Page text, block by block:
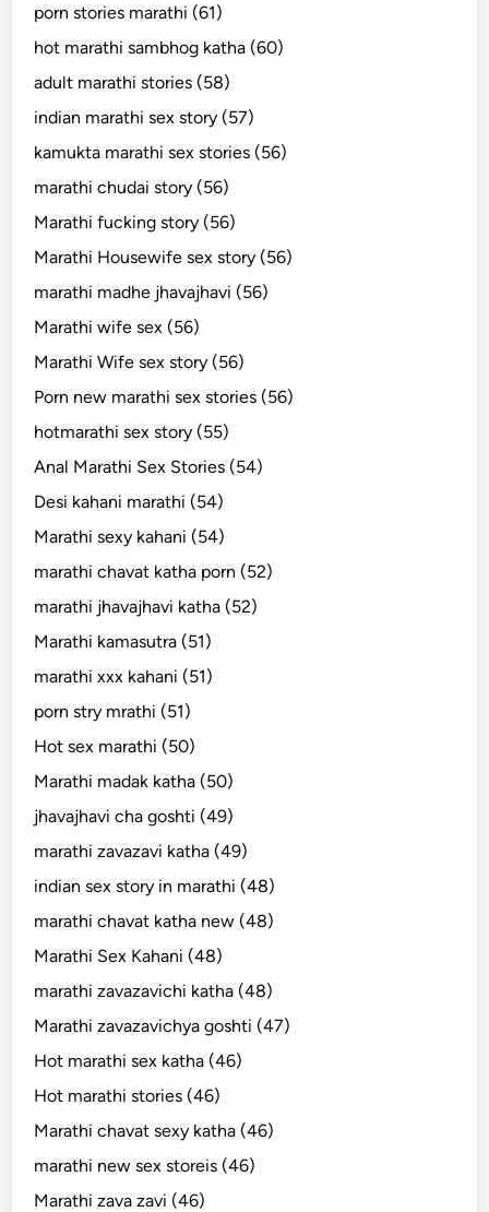
porn stories marathi (61)
hot marathi sambhog katha (60)
adult marathi stories (58)
indian marathi sex story (57)
kamukta marathi sex stories (56)
marathi chudai story (56)
Marathi fucking story (56)
Marathi Housewife sex story (56)
marathi madhe jhavajhavi (56)
Marathi wife sex (56)
Marathi Wife sex story (56)
Porn new marathi sex stories (56)
hotmarathi sex story (55)
Anal Marathi Sex Stories (54)
Desi kahani marathi (54)
Marathi sexy kahani (54)
marathi chavat katha porn (52)
marathi jhavajhavi katha (52)
Marathi kamasutra (51)
marathi xxx kahani (51)
porn stry mrathi (51)
Hot sex marathi (50)
Marathi madak katha (50)
jhavajhavi cha goshti (49)
marathi zavazavi katha (49)
indian sex story in marathi (48)
marathi chavat katha new (48)
Marathi Sex Kahani (48)
marathi zavazavichi katha (48)
Marathi zavazavichya goshti (47)
Hot marathi sex katha (46)
Hot marathi stories (46)
Marathi chavat sexy katha (46)
marathi new sex storeis (46)
Marathi zava zavi (46)